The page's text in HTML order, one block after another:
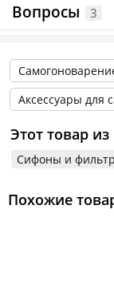
Вопросы 3
Аксессуары для
Этот товар
Сифоны и
Похожие